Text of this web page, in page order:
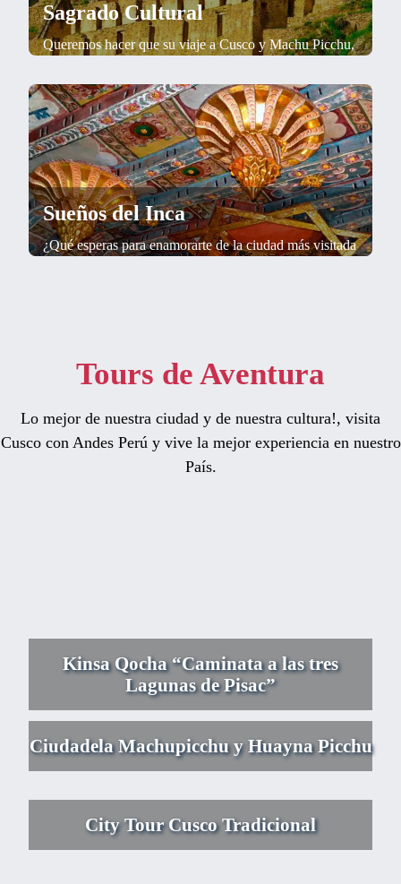
Sagrado Cultural
Queremos hacer que su viaje a Cusco y Machu Picchu,
Sueños del Inca
¿Qué esperas para enamorarte de la ciudad más visitada
Tours de Aventura
Lo mejor de nuestra ciudad y de nuestra cultura!, visita
Cusco con Andes Perú y vive la mejor experiencia en nuestro
País.
Kinsa Qocha “Caminata a las tres
Lagunas de Pisac”
Ciudadela Machupicchu y Huayna Picchu
City Tour Cusco Tradicional